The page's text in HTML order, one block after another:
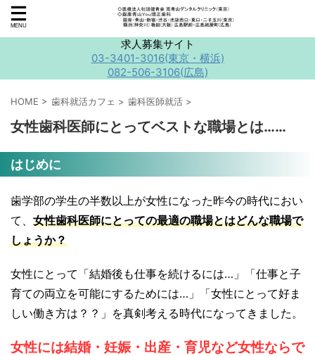
求人募集サイト
03-3401-3016(東京・横浜)
082-506-3106(広島)
HOME > 歯科就活カフェ > 歯科医師就活 >
女性歯科医師にとってベストな職場とは……
はじめに
歯学部の学生の半数以上が女性になった昨今の時代におい
て、 女性歯科医師にとっての最適の職場とはどんな職場で
しょうか？
女性にとって「結婚後も仕事を続けるには…」「仕事と子
育ての両立を可能にするためには…」「女性にとって好ま
しい働き方は？？」を真剣考える時代になってきました。
女性には結婚・妊娠・出産・育児など女性ならで